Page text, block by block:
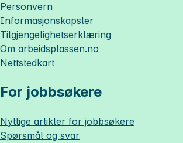
Personvern
Informasjonskapsler
Tilgjengelighetserklæring
Om arbeidsplassen.no
Nettstedkart
For jobbsøkere
Nyttige artikler for jobbsøkere
Spørsmål og svar